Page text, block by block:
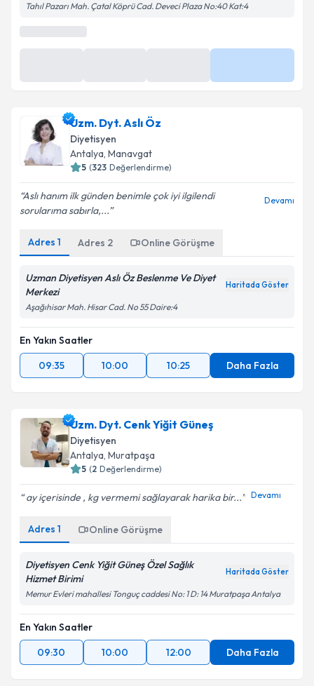
Tahıl Pazarı Mah. Çatal Köprü Cad. Deveci Plaza No:40 Kat:4
En Yakın Saatler
Uzm. Dyt. Aslı Öz
Diyetisyen
Antalya, Manavgat
5 (323 Değerlendirme)
Aslı hanım ilk günden benimle çok iyi ilgilendi
sorularıma sabırla,...
Devamı
Adres 1 Adres 2 Online Görüşme
Uzman Diyetisyen Aslı Öz Beslenme Ve Diyet
Merkezi
Haritada Göster
Aşağıhisar Mah. Hisar Cad. No 55 Daire:4
En Yakın Saatler
09:35
10:00 10:25 Daha Fazla
Uzm. Dyt. Cenk Yiğit Güneş
Diyetisyen
Antalya, Muratpaşa
5 (2 Değerlendirme)
ay içerisinde , kg vermemi sağlayarak harika bir... Devamı
Adres 1 Online Görüşme
Diyetisyen Cenk Yiğit Güneş Özel Sağlık
Hizmet Birimi
Haritada Göster
Memur Evleri mahallesi Tonguç caddesi No: 1 D: 14 Muratpaşa Antalya
En Yakın Saatler
09:30
10:00 12:00 Daha Fazla